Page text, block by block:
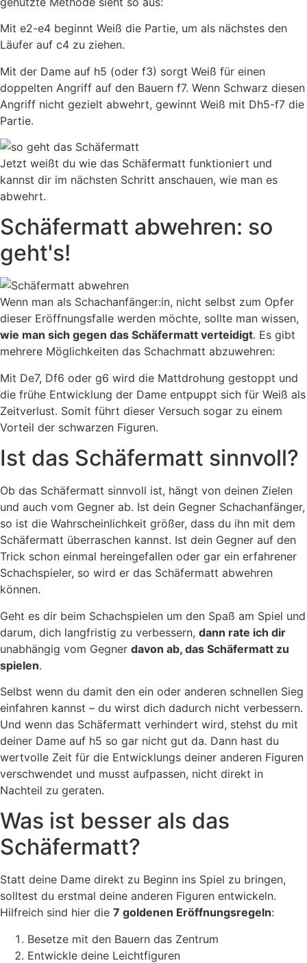
Mit e2-e4 beginnt Weiß die Partie, um als nächstes den
Läufer auf c4 zu ziehen.
Mit der Dame auf h5 (oder f3) sorgt Weiß für einen
doppelten Angriff auf den Bauern f7. Wenn Schwarz diesen
Angriff nicht gezielt abwehrt, gewinnt Weiß mit Dh5-f7 die
Partie.
Jetzt weißt du wie das Schäfermatt funktioniert und
kannst dir im nächsten Schritt anschauen, wie man es
abwehrt.
Schäfermatt abwehren: so
geht's!
Wenn man als Schachanfänger:in, nicht selbst zum Opfer
dieser Eröffnungsfalle werden möchte, sollte man wissen,
wie man sich gegen das Schäfermatt verteidigt. Es gibt
mehrere Möglichkeiten das Schachmatt abzuwehren:
Mit De7, Df6 oder g6 wird die Mattdrohung gestoppt und
die frühe Entwicklung der Dame entpuppt sich für Weiß als
Zeitverlust. Somit führt dieser Versuch sogar zu einem
Vorteil der schwarzen Figuren.
Ist das Schäfermatt sinnvoll?
Ob das Schäfermatt sinnvoll ist, hängt von deinen Zielen
und auch vom Gegner ab. Ist dein Gegner Schachanfänger,
so ist die Wahrscheinlichkeit größer, dass du ihn mit dem
Schäfermatt überraschen kannst. Ist dein Gegner auf den
Trick schon einmal hereingefallen oder gar ein erfahrener
Schachspieler, so wird er das Schäfermatt abwehren
können.
Geht es dir beim Schachspielen um den Spaß am Spiel und
darum, dich langfristig zu verbessern, dann rate ich dir
unabhängig vom Gegner davon ab, das Schäfermatt zu
spielen.
Selbst wenn du damit den ein oder anderen schnellen Sieg
einfahren kannst – du wirst dich dadurch nicht verbessern.
Und wenn das Schäfermatt verhindert wird, stehst du mit
deiner Dame auf h5 so gar nicht gut da. Dann hast du
wertvolle Zeit für die Entwicklungs deiner anderen Figuren
verschwendet und musst aufpassen, nicht direkt in
Nachteil zu geraten.
Was ist besser als das
Schäfermatt?
Statt deine Dame direkt zu Beginn ins Spiel zu bringen,
solltest du erstmal deine anderen Figuren entwickeln.
Hilfreich sind hier die 7 goldenen Eröffnungsregeln:
Besetze mit den Bauern das Zentrum
Entwickle deine Leichtfiguren